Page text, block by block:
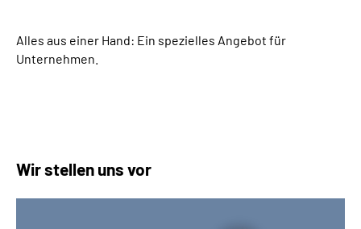
Leichte Sprache
Alles aus einer Hand: Ein spezielles Angebot für
Unternehmen.
Wir stellen uns vor